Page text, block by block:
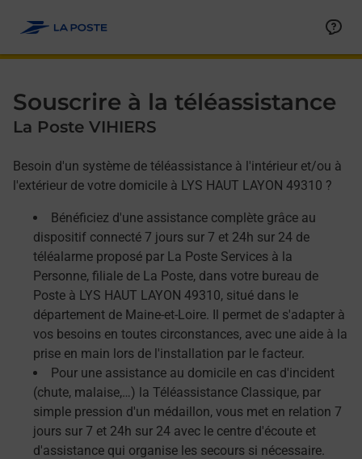
Souscrire à la téléassistance
La Poste VIHIERS
Besoin d'un système de téléassistance à l'intérieur et/ou à
l'extérieur de votre domicile à LYS HAUT LAYON 49310 ?
Bénéficiez d'une assistance complète grâce au
dispositif connecté 7 jours sur 7 et 24h sur 24 de
téléalarme proposé par La Poste Services à la
Personne, filiale de La Poste, dans votre bureau de
Poste à LYS HAUT LAYON 49310, situé dans le
département de Maine-et-Loire. Il permet de s'adapter à
vos besoins en toutes circonstances, avec une aide à la
prise en main lors de l'installation par le facteur.
Pour une assistance au domicile en cas d'incident
(chute, malaise,…) la Téléassistance Classique, par
simple pression d'un médaillon, vous met en relation 7
jours sur 7 et 24h sur 24 avec le centre d'écoute et
d'assistance qui organise les secours si nécessaire.